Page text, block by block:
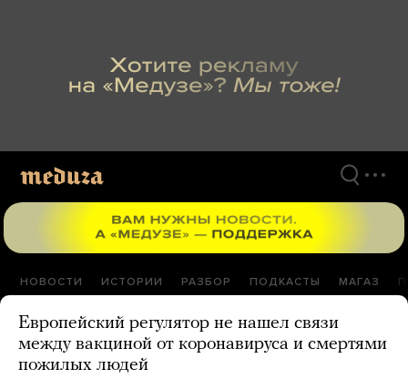
НОВОСТИ ИСТОРИИ РАЗБОР ПОДКАСТЫ МАГАЗ
Европейский регулятор не нашел связи
между вакциной от коронавируса и смертями
пожилых людей